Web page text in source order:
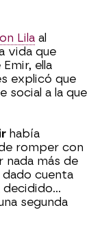
Lila al
vida que
ella
explicó que
social a la que
había
romper con
nada más de
dado cuenta
decidido…
segunda